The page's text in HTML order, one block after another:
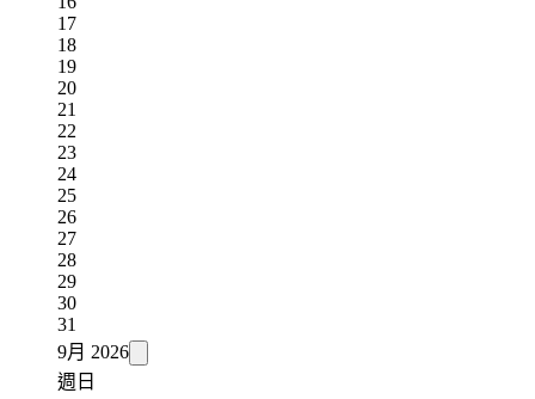
17
18
19
20
21
22
23
24
25
26
27
28
29
30
31
9月 2026
週日